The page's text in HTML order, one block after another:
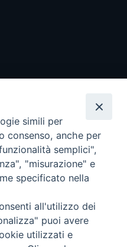
i diritti riservati - Vita
simili per
consenso, anche per
semplici",
"misurazione" e
specificato nella
all'utilizzo dei
puoi avere
utilizzati e